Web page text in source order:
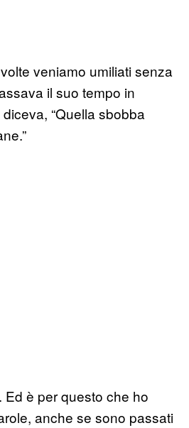
veniamo umiliati senza
il suo tempo in
“Quella sbobba
è per questo che ho
anche se sono passati